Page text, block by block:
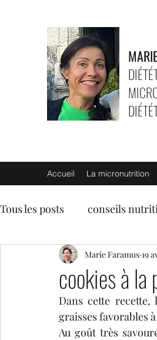
Accueil La micronutrition
Tous les posts conseils
soupes
tartes salées collations
cookies à
Marie Faramus 19
Dans cette
graisses favorables
Au goût très